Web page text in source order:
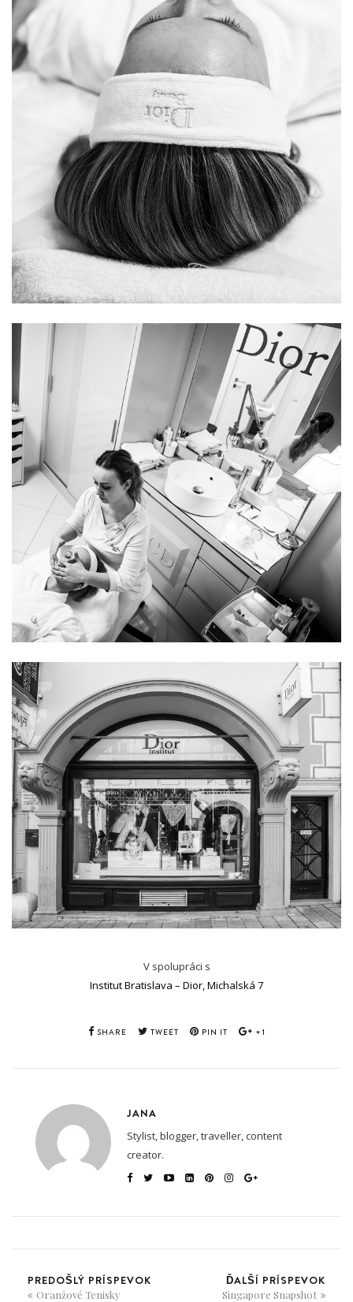
V spolupráci s
Institut Bratislava – Dior, Michalská 7
SHARE TWEET PIN IT +1
JANA
Stylist, blogger, traveller, content
creator.
PREDOŠLÝ PRÍSPEVOK
Oranžové Tenisky
ĎALŠÍ PRÍSPEVOK
Singapore Snapshot